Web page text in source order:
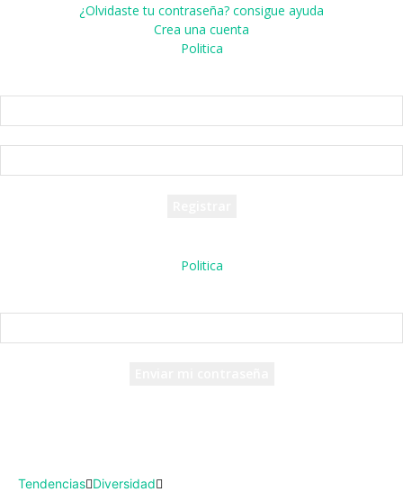
¿Olvidaste tu contraseña? consigue ayuda
Crea una cuenta
Politica
Politica
Tendencias Diversidad